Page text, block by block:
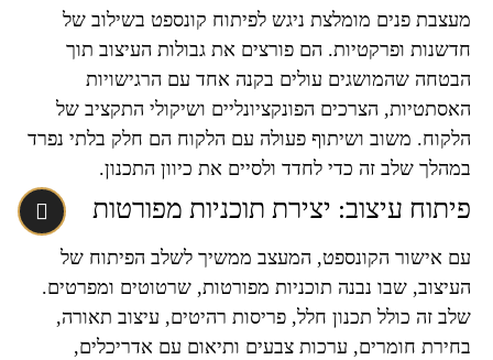
מעצבת פנים מומלצת ניגש לפיתוח קונספט בשילוב של
חדשנות ופרקטיות. הם פורצים את גבולות העיצוב תוך
הבטחה שהמושגים עולים בקנה אחד עם הרגישויות
האסתטיות, הצרכים הפונקציונליים ושיקולי התקציב של
הלקוח. משוב ושיתוף פעולה עם הלקוח הם חלק בלתי נפרד
במהלך שלב זה כדי לחדד ולסיים את כיוון התכנון.
פיתוח עיצוב: יצירת תוכניות מפורטות
עם אישור הקונספט, המעצב ממשיך לשלב הפיתוח של
העיצוב, שבו נבנה תוכניות מפורטות, שרטוטים ומפרטים.
שלב זה כולל תכנון חלל, פריסות רהיטים, עיצוב תאורה,
בחירת חומרים, ערכות צבעים ותיאום עם אדריכלים,